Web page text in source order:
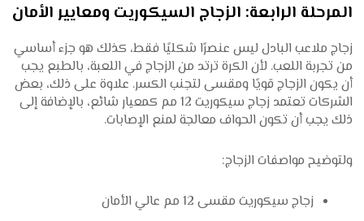
المرحلة الرابعة: الزجاج السيكوريت ومعايير الأمان
زجاج ملاعب البادل ليس عنصرًا شكليًا فقط، كذلك هو جزء أساسي
من تجربة اللعب. لأن الكرة ترتد من الزجاج في اللعبة، بالطبع يجب
أن يكون الزجاج قويًا ومقسى لتجنب الكسر. علاوة على ذلك، بعض
الشركات تعتمد زجاج سيكوريت 12 مم كمعيار شائع، بالإضافة إلى
ذلك يجب أن تكون الحواف معالجة لمنع الإصابات.
ولتوضيح مواصفات الزجاج:
زجاج سيكوريت مقسى 12 مم عالي الأمان